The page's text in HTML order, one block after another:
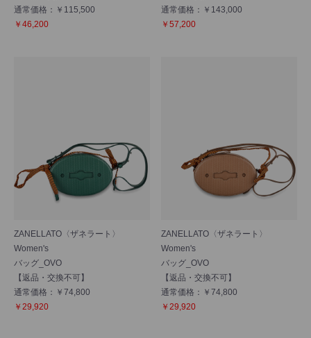
通常価格：￥115,500
￥46,200
通常価格：￥143,000
￥57,200
ZANELLATO〈ザネラート〉
Women's
バッグ_OVO
【返品・交換不可】
通常価格：￥74,800
￥29,920
ZANELLATO〈ザネラート〉
Women's
バッグ_OVO
【返品・交換不可】
通常価格：￥74,800
￥29,920